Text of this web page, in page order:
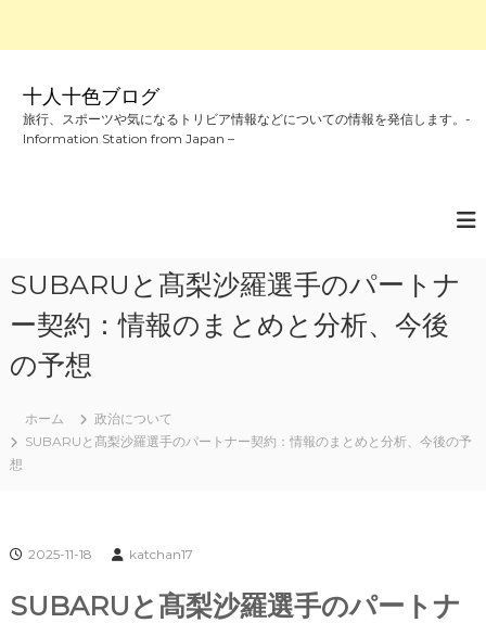
十人十色ブログ
旅行、スポーツや気になるトリビア情報などについての情報を発信します。-
Information Station from Japan –
SUBARUと髙梨沙羅選手のパートナ
ー契約：情報のまとめと分析、今後
の予想
ホーム
政治について
SUBARUと髙梨沙羅選手のパートナー契約：情報のまとめと分析、今後の予
想
2025-11-18 katchan17
SUBARUと髙梨沙羅選手のパートナ